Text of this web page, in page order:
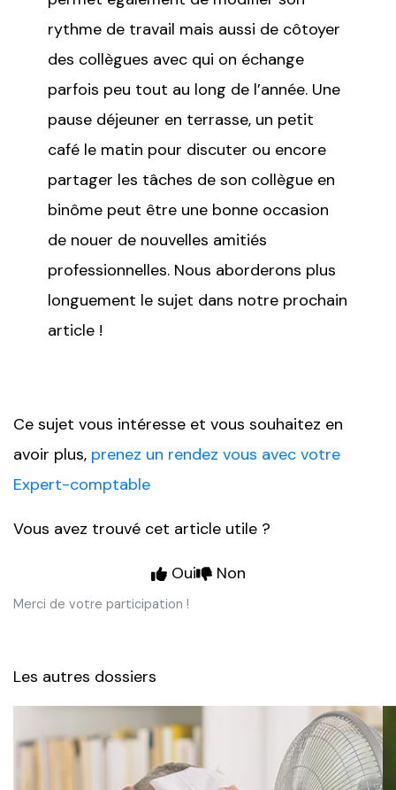
rythme de travail mais aussi de côtoyer
des collègues avec qui on échange
parfois peu tout au long de l’année. Une
pause déjeuner en terrasse, un petit
café le matin pour discuter ou encore
partager les tâches de son collègue en
binôme peut être une bonne occasion
de nouer de nouvelles amitiés
professionnelles. Nous aborderons plus
longuement le sujet dans notre prochain
article !
Ce sujet vous intéresse et vous souhaitez en
avoir plus, prenez un rendez vous avec votre
Expert-comptable
Vous avez trouvé cet article utile ?
Oui Non
Merci de votre participation !
Les autres dossiers